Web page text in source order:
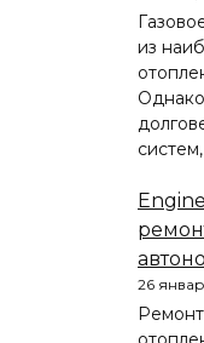
из
26